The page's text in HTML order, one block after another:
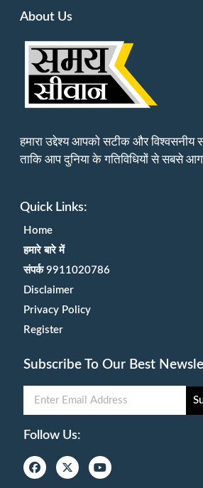
About Us
हमारा उद्देश्य आपको सटीक और विश्वसनीय
ताकि आप दुनिया के गतिविधियों से सबसे
Quick Links:
Home
हमारे बारे में
संपर्क 9911020786
Disclaimer
Privacy Policy
Register
Subscribe To Our Best
Follow Us: